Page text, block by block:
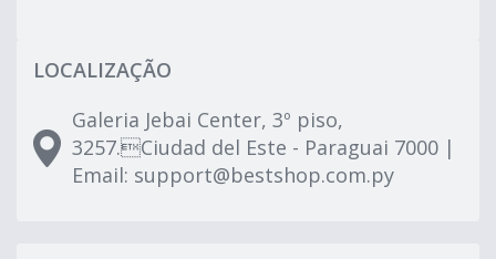
LOCALIZAÇÃO
Galeria Jebai Center, 3º piso,
3257.Ciudad del Este - Paraguai 7000 |
Email: support@bestshop.com.py